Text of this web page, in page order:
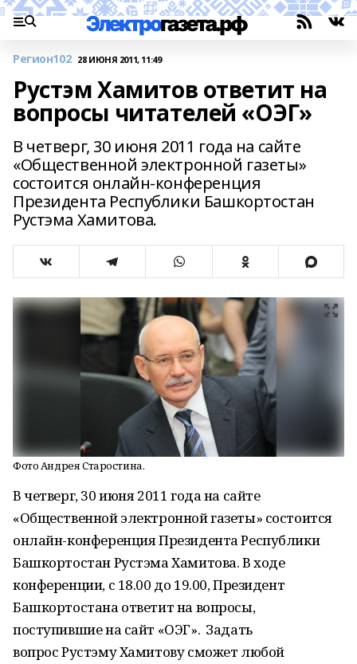
Регион102 28 ИЮНЯ 2011, 11:49
Рустэм Хамитов ответит на
вопросы читателей «ОЭГ»
В четверг, 30 июня 2011 года на сайте
«Общественной электронной газеты»
состоится онлайн-конференция
Президента Республики Башкортостан
Рустэма Хамитова.
Фото Андрея Старостина.
В четверг, 30 июня 2011 года на сайте
«Общественной электронной газеты» состоится
онлайн-конференция Президента Республики
Башкортостан Рустэма Хамитова. В ходе
конференции, с 18.00 до 19.00, Президент
Башкортостана ответит на вопросы,
поступившие на сайт «ОЭГ». Задать
вопрос Рустэму Хамитову сможет любой